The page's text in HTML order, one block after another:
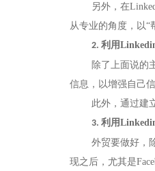
另外，在
从专业的角度，以“
2. 利用
除了上面说的
信息，以增强自己
此外，通过建
3. 利用
外贸要做好，
现之后，尤其是